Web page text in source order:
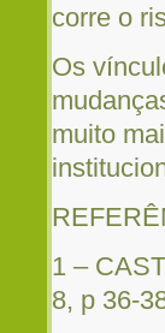
corre o
Os
muito
1 –
8, p 36-